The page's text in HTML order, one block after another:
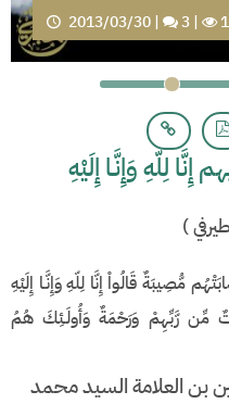
2013/03/30| 3|
لِلّهِ وَإِنَّـا إِلَيْهِ
)
مُّصِيبَةٌ قَالُواْ إِنَّا لِلّهِ وَإِنَّـا إِلَيْهِ
صَلَوَاتٌ مِّن رَّبِّهِمْ وَرَحْمَةٌ وَأُولَـئِكَ هُمُ
بن العلامة السيد محمد